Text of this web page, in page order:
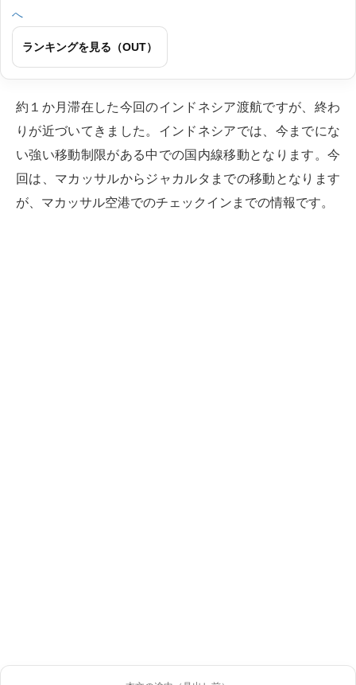
ランキングを見る（OUT）
約１か月滞在した今回のインドネシア渡航ですが、終わ
りが近づいてきました。インドネシアでは、今までにな
い強い移動制限がある中での国内線移動となります。今
回は、マカッサルからジャカルタまでの移動となります
が、マカッサル空港でのチェックインまでの情報です。